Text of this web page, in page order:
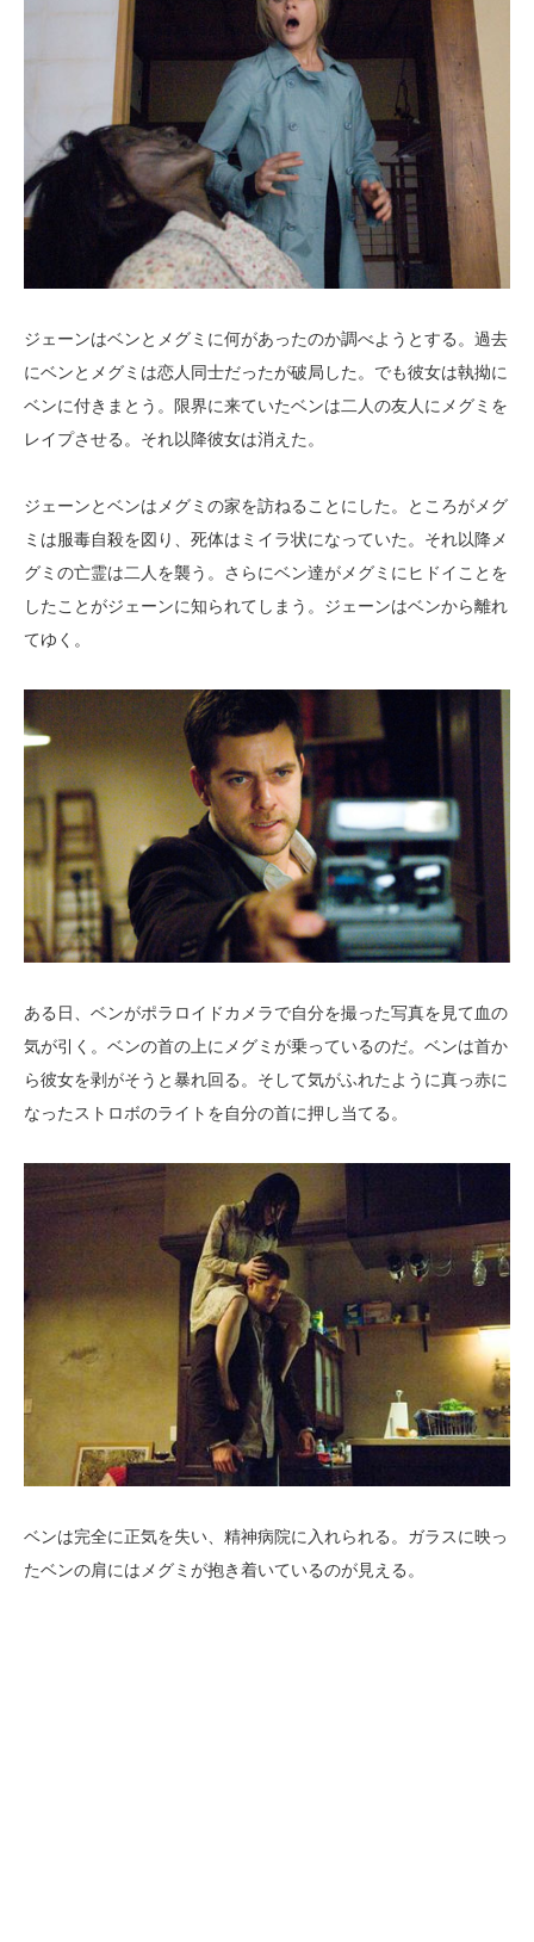
ジェーンはベンとメグミに何があったのか調べようとする。過去
にベンとメグミは恋人同士だったが破局した。でも彼女は執拗に
ベンに付きまとう。限界に来ていたベンは二人の友人にメグミを
レイプさせる。それ以降彼女は消えた。
ジェーンとベンはメグミの家を訪ねることにした。ところがメグ
ミは服毒自殺を図り、死体はミイラ状になっていた。それ以降メ
グミの亡霊は二人を襲う。さらにベン達がメグミにヒドイことを
したことがジェーンに知られてしまう。ジェーンはベンから離れ
てゆく。
ある日、ベンがポラロイドカメラで自分を撮った写真を見て血の
気が引く。ベンの首の上にメグミが乗っているのだ。ベンは首か
ら彼女を剥がそうと暴れ回る。そして気がふれたように真っ赤に
なったストロボのライトを自分の首に押し当てる。
ベンは完全に正気を失い、精神病院に入れられる。ガラスに映っ
たベンの肩にはメグミが抱き着いているのが見える。